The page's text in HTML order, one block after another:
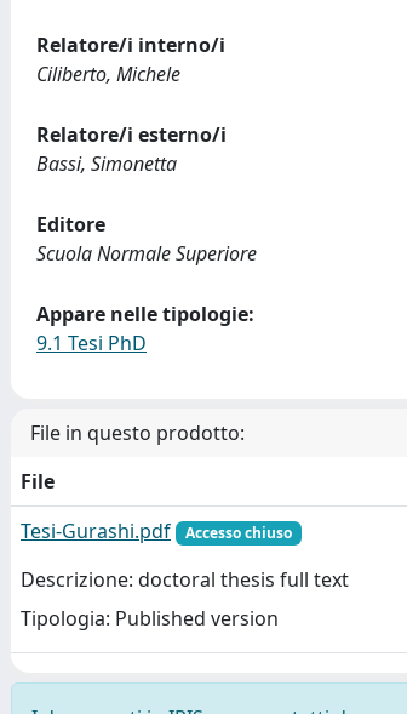
Relatore/i interno/i
Ciliberto, Michele
Relatore/i esterno/i
Bassi, Simonetta
Editore
Scuola Normale Superiore
Appare nelle tipologie:
9.1 Tesi PhD
File in questo prodotto:
File
Tesi-Gurashi.pdf
Accesso chiuso
Descrizione: doctoral thesis full text
Tipologia: Published version